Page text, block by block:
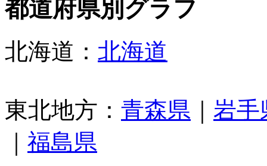
都道府県別グラフ
北海道： 北海道
東北地方： 青森県
岩手
福島県